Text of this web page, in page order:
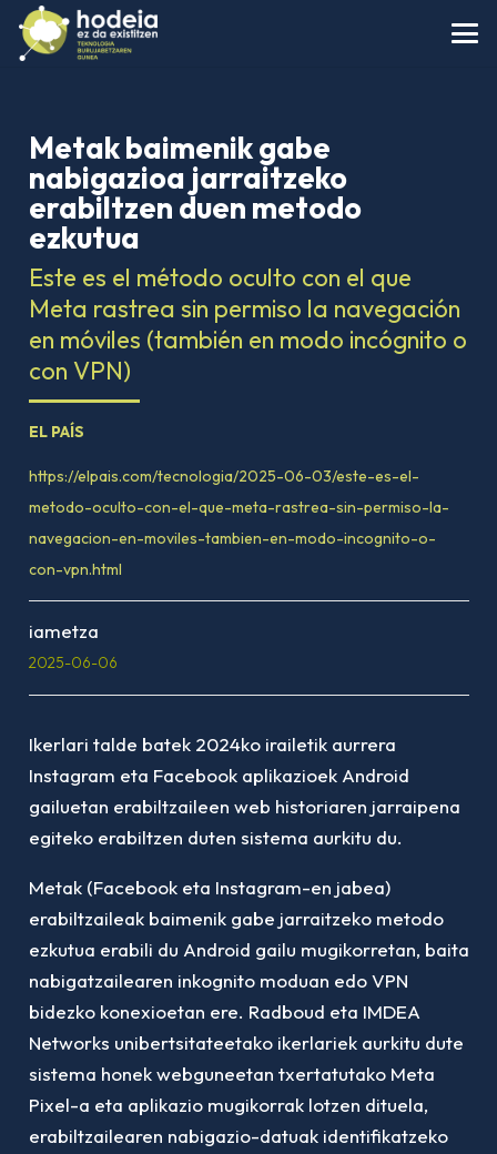
Metak baimenik gabe
nabigazioa jarraitzeko
erabiltzen duen metodo
ezkutua
Este es el método oculto con el que
Meta rastrea sin permiso la navegación
en móviles (también en modo incógnito o
con VPN)
EL PAÍS
https://elpais.com/tecnologia/2025-06-03/este-es-el-
metodo-oculto-con-el-que-meta-rastrea-sin-permiso-la-
navegacion-en-moviles-tambien-en-modo-incognito-o-
con-vpn.html
iametza
2025-06-06
Ikerlari talde batek 2024ko irailetik aurrera
Instagram eta Facebook aplikazioek Android
gailuetan erabiltzaileen web historiaren jarraipena
egiteko erabiltzen duten sistema aurkitu du.
Metak (Facebook eta Instagram-en jabea)
erabiltzaileak baimenik gabe jarraitzeko metodo
ezkutua erabili du Android gailu mugikorretan, baita
nabigatzailearen inkognito moduan edo VPN
bidezko konexioetan ere. Radboud eta IMDEA
Networks unibertsitateetako ikerlariek aurkitu dute
sistema honek webguneetan txertatutako Meta
Pixel-a eta aplikazio mugikorrak lotzen dituela,
erabiltzailearen nabigazio-datuak identifikatzeko